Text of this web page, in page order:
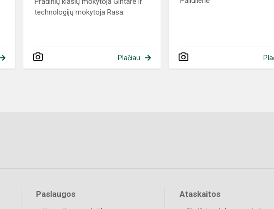
technologijų mokytoja Rasa.
Plačiau
Paslaugos Ataskaitos